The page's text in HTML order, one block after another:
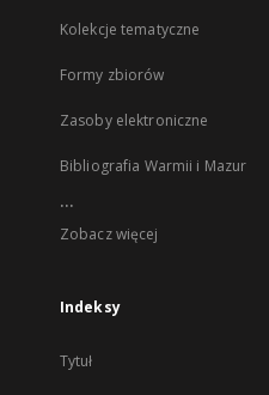
Kolekcje tematyczne
Formy zbiorów
Zasoby elektroniczne
Bibliografia Warmii i Mazur
...
Zobacz więcej
Indeksy
Tytuł